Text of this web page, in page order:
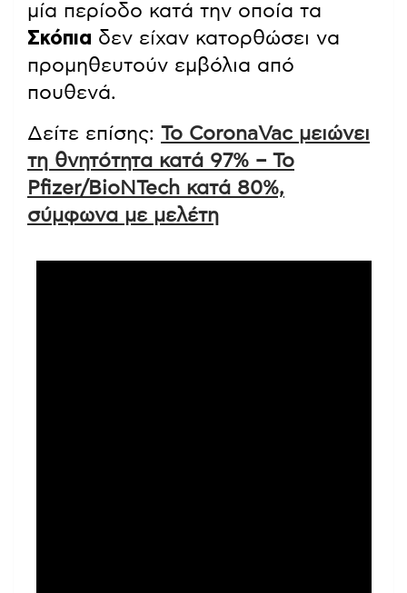
μία περίοδο κατά την οποία τα
Σκόπια δεν είχαν κατορθώσει να
προμηθευτούν εμβόλια από
πουθενά.
Δείτε επίσης: Το CoronaVac μειώνει
τη θνητότητα κατά 97% – Το
Pfizer/BioNTech κατά 80%,
σύμφωνα με μελέτη